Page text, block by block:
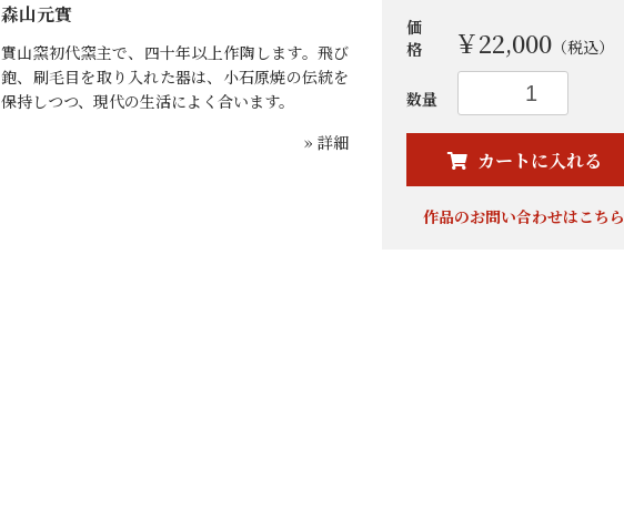
森山元實
實山窯初代窯主で、四十年以上作陶します。飛び
鉋、刷毛目を取り入れた器は、小石原焼の伝統を
保持しつつ、現代の生活によく合います。
» 詳細
価
格
￥22,000（税込）
数量
カートに入れる
カートへ進む
作品のお問い合わせはこちら